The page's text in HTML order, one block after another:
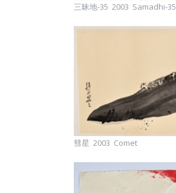
三昧地-35 2003 Samadhi-35
彗星 2003 Comet